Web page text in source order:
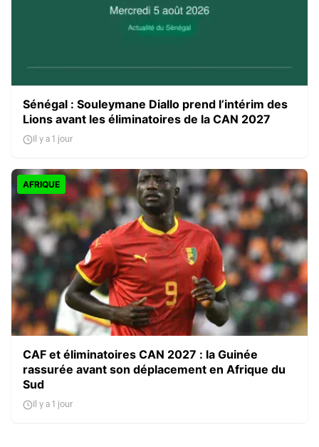
Sénégal : Souleymane Diallo prend l’intérim des
Lions avant les éliminatoires de la CAN 2027
Il y a 1 jour
AFRIQUE
CAF et éliminatoires CAN 2027 : la Guinée
rassurée avant son déplacement en Afrique du
Sud
Il y a 1 jour